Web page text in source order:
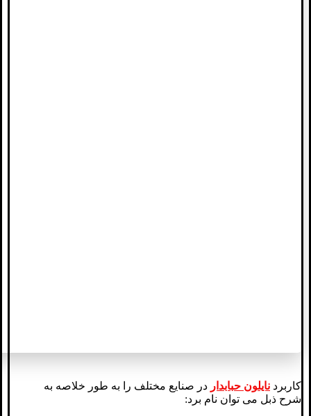
کاربرد نایلون حبابدار در صنایع مختلف را به طور خلاصه به
شرح ذبل می توان نام برد: